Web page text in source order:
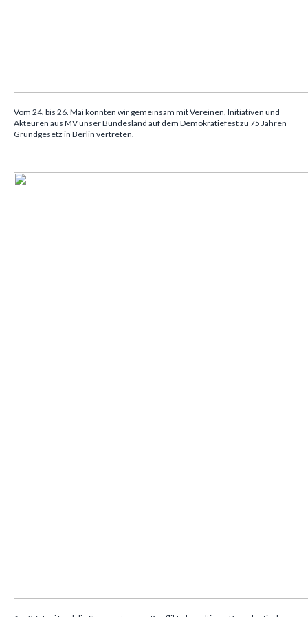
Vom 24. bis 26. Mai konnten wir gemeinsam mitVereinen, Initiativen und
Akteuren aus MV unser Bundesland auf dem Demokratiefest zu 75 Jahren
Grundgesetz in Berlin vertreten.